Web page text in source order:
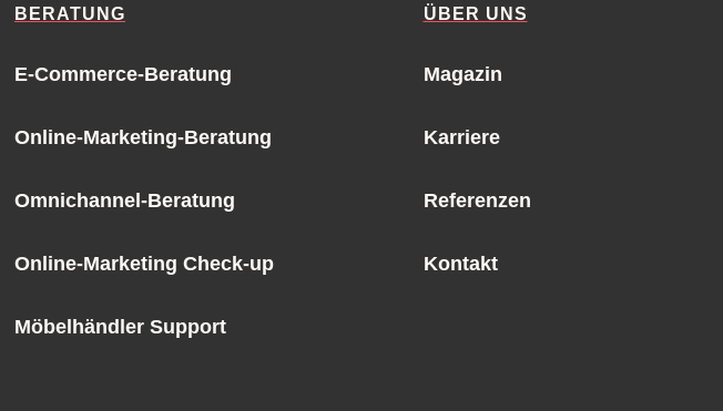
BERATUNG
E-Commerce-Beratung
Online-Marketing-Beratung
Omnichannel-Beratung
Online-Marketing Check-up
Möbelhändler Support
ÜBER UNS
Magazin
Karriere
Referenzen
Kontakt